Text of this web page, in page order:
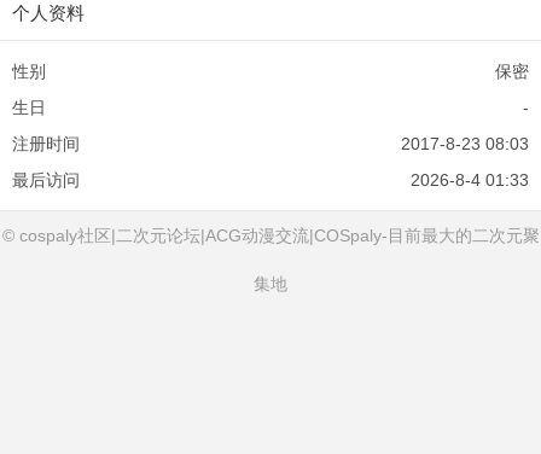
个人资料
性别
保密
生日
-
注册时间
2017-8-23 08:03
最后访问
2026-8-4 01:33
© cospaly社区|二次元论坛|ACG动漫交流|COSpaly-目前最大的二次元聚
集地